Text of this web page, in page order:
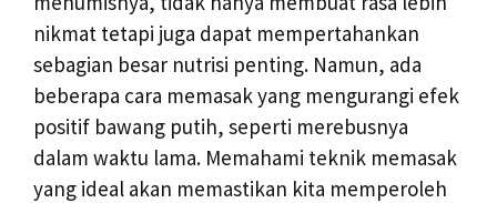
nikmat tetapi juga dapat mempertahankan
sebagian besar nutrisi penting. Namun, ada
beberapa cara memasak yang mengurangi efek
positif bawang putih, seperti merebusnya
dalam waktu lama. Memahami teknik memasak
yang ideal akan memastikan kita memperoleh